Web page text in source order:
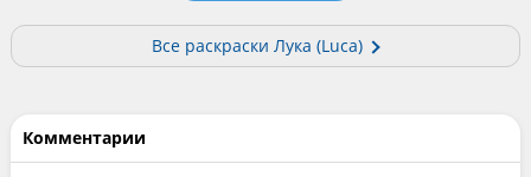
Все раскраски Лука (Luca)
Комментарии